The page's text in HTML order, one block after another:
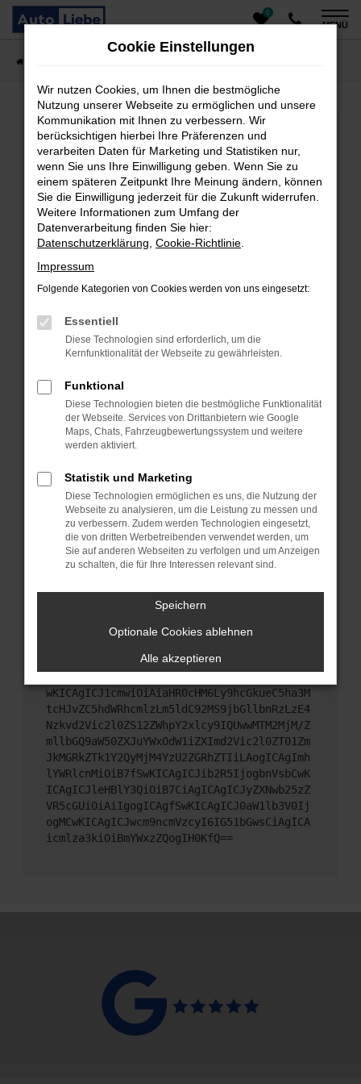
Zum
Hauptinhalt
0
MENÜ
Fehler: Network Error
Beim Laden ist ein Fehler aufgetreten.
Hier sind ein paar Tipps, die dir helfen können:
Überprüfe deine Firewall und deine
Internetverbindung.
Laden andere Webseiten, zum Beispiel deine
Suchmaschine?
Prüfe deine Browsererweiterungen.
das Laden bestimmter Seiten verhindern.
Funktioniert die Seite in einem anderen Browser
oder in einem privaten Fenster?
Das kann manchmal helfen, vorübergehende
Probleme zu beheben.
Stelle sicher, dass dein Browser und dein
Betriebssystem auf dem neuesten Stand sind.
Sicherheitsrisiko, sondern kann auch dazu führen,
dass bestimmte Funktionen nicht mehr
unterstützt werden.
Wende dich an den Webseitenbetreiber.
Wenn du alle oben genannten Schritte versucht
hast, kontaktiere uns bitte. Wir werden versuchen,
das Problem zu beheben. Du kannst uns diesen
Text schicken, um uns bei der Fehlersuche zu
unterstützen:
ewogICJuYW1lIjogIk5ldHdvcmtFcnJvciIsCiAgI
mNvbmZpZyI6IHsKICAgICJtZXRob2QiOiAiR0VUIi
wKICAgICJ1cmwiOiAiaHR0cHM6Ly9hcGkueC5ha3M
tcHJvZC5hdWRhcmlzLm5ldC92MS9jbGllbnRzLzE4
Nzkvd2Vic2l0ZS12ZWhpY2xlcy9IQUwwMTM2MjM/Z
mllbGQ9aW50ZXJuYWxOdW1iZXImd2Vic2l0ZT01Zm
JkMGRkZTk1Y2QyMjM4YzU2ZGRhZTIiLAogICAgImh
lYWRlcnMiOiB7fSwKICAgICJib2R5IjogbnVsbCwK
ICAgICJleHBlY3QiOiB7CiAgICAgICJyZXNwb25zZ
VR5cGUiOiAiIgogICAgfSwKICAgICJ0aW1lb3V0Ij
ogMCwKICAgICJwcm9ncmVzcyI6IG51bGwsCiAgICA
icmlza3kiOiBmYWxzZQogIH0KfQ==
Cookie Einstellungen
Wir nutzen Cookies, um Ihnen die bestmögliche
Nutzung unserer Webseite zu ermöglichen und unsere
Kommunikation mit Ihnen zu verbessern. Wir
berücksichtigen hierbei Ihre Präferenzen und
verarbeiten Daten für Marketing und Statistiken nur,
wenn Sie uns Ihre Einwilligung geben. Wenn Sie zu
einem späteren Zeitpunkt Ihre Meinung ändern, können
Sie die Einwilligung jederzeit für die Zukunft widerrufen.
Weitere Informationen zum Umfang der
Datenverarbeitung finden Sie hier:
Datenschutzerklärung Cookie-Richtlinie
Impressum
Folgende Kategorien von Cookies werden von uns eingesetzt:
Essentiell
Diese Technologien sind erforderlich, um die
Kernfunktionalität der Webseite zu gewährleisten.
Funktional
Diese Technologien bieten die bestmögliche Funktionalität
der Webseite. Services von Drittanbietern wie Google
Maps, Chats, Fahrzeugbewertungssystem und weitere
werden aktiviert.
Statistik und Marketing
Diese Technologien ermöglichen es uns, die Nutzung der
Webseite zu analysieren, um die Leistung zu messen und
zu verbessern. Zudem werden Technologien eingesetzt,
die von dritten Werbetreibenden verwendet werden, um
Sie auf anderen Webseiten zu verfolgen und um Anzeigen
zu schalten, die für Ihre Interessen relevant sind.
Speichern
Optionale Cookies ablehnen
Alle akzeptieren